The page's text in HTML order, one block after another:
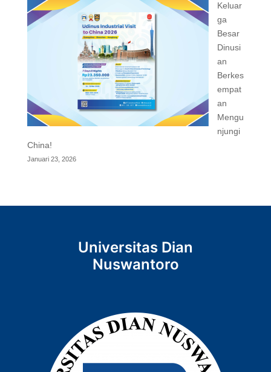
Keluar
ga
Besar
Dinusi
an
Berkes
empat
an
Mengu
njungi
China!
Januari 23, 2026
Universitas Dian
Nuswantoro